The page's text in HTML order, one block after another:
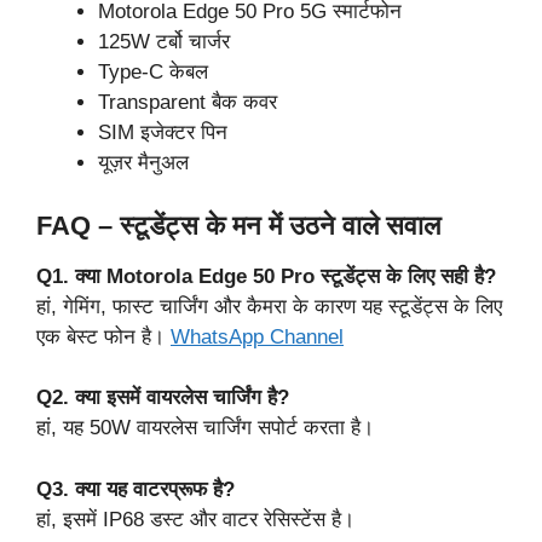
Motorola Edge 50 Pro 5G स्मार्टफोन
125W टर्बो चार्जर
Type-C केबल
Transparent बैक कवर
SIM इजेक्टर पिन
यूज़र मैनुअल
FAQ – स्टूडेंट्स के मन में उठने वाले सवाल
Q1. क्या Motorola Edge 50 Pro स्टूडेंट्स के लिए सही है?
हां, गेमिंग, फास्ट चार्जिंग और कैमरा के कारण यह स्टूडेंट्स के लिए
एक बेस्ट फोन है। WhatsApp Channel
Q2. क्या इसमें वायरलेस चार्जिंग है?
हां, यह 50W वायरलेस चार्जिंग सपोर्ट करता है।
Q3. क्या यह वाटरप्रूफ है?
हां, इसमें IP68 डस्ट और वाटर रेसिस्टेंस है।